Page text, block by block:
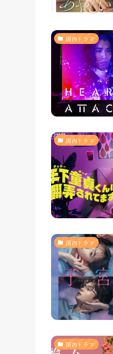
国内ドラマ
国内ドラマ
国内ドラマ
国内ドラマ